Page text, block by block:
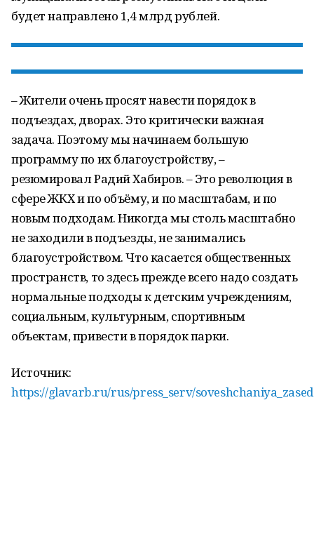
будет направлено 1,4 млрд рублей.
– Жители очень просят навести порядок в
подъездах, дворах. Это критически важная
задача. Поэтому мы начинаем большую
программу по их благоустройству, –
резюмировал Радий Хабиров. – Это революция в
сфере ЖКХ и по объёму, и по масштабам, и по
новым подходам. Никогда мы столь масштабно
не заходили в подъезды, не занимались
благоустройством. Что касается общественных
пространств, то здесь прежде всего надо создать
нормальные подходы к детским учреждениям,
социальным, культурным, спортивным
объектам, привести в порядок парки.
Источник:
https://glavarb.ru/rus/press_serv/